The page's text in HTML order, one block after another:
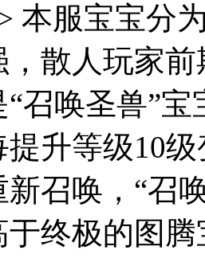
本服宝宝分
，散人玩家
“召唤圣兽”
升等级10
召唤，“召
终极的图